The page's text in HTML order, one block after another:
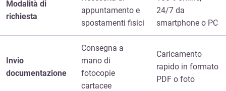
Modalità di
richiesta
appuntamento e
spostamenti fisici
24/7 da
smartphone o PC
Invio
documentazione
Consegna a
mano di
fotocopie
cartacee
Caricamento
rapido in formato
PDF o foto